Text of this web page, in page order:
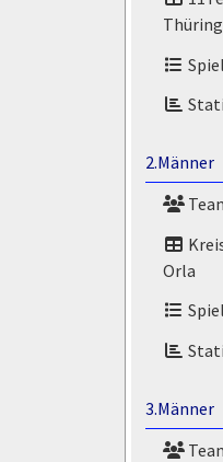
2.Männer
Orla
3.Männer